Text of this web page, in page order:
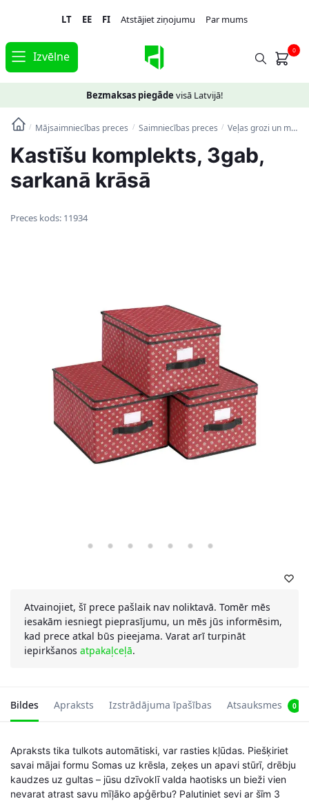
navigation
content
LT EE FI Atstājiet ziņojumu Par mums
Izvēlne 0
Bezmaksas piegāde visā Latvijā!
/ Mājsaimniecības preces / Saimniecības preces / Veļas grozi un mantu uzglabāšanas kastes
Kastīšu komplekts, 3gab,
sarkanā krāsā
Preces kods: 11934
Atvainojiet, šī prece pašlaik nav noliktavā. Tomēr mēs
iesakām iesniegt pieprasījumu, un mēs jūs informēsim,
kad prece atkal būs pieejama. Varat arī turpināt
iepirkšanos atpakaļceļā.
Bildes Apraksts Izstrādājuma īpašības Atsauksmes 0
Apraksts tika tulkots automātiski, var rasties kļūdas. Piešķiriet
savai mājai formu Somas uz krēsla, zeķes un apavi stūrī, drēbju
kaudzes uz gultas – jūsu dzīvoklī valda haotisks un bieži vien
nevarat atrast savu mīļāko apģērbu? Palutiniet sevi ar šīm 3